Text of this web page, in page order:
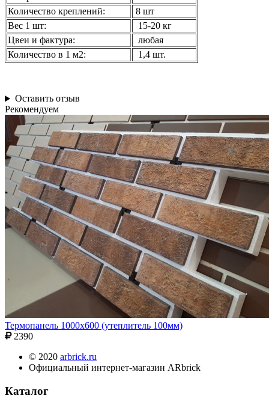
Количество креплений:
8 шт
Вес 1 шт:
15-20 кг
Цвеи и фактура:
любая
Количество в 1 м2:
1,4 шт.
Оставить отзыв
Рекомендуем
Термопанель 1000х600 (утеплитель 100мм)
2390
© 2020 arbrick.ru
Официальный интернет-магазин ARbrick
Каталог